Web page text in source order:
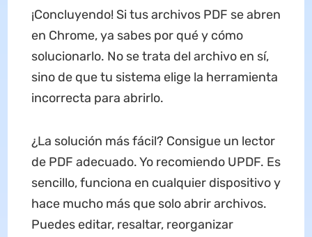
¡Concluyendo! Si tus archivos PDF se abren
en Chrome, ya sabes por qué y cómo
solucionarlo. No se trata del archivo en sí,
sino de que tu sistema elige la herramienta
incorrecta para abrirlo.
¿La solución más fácil? Consigue un lector
de PDF adecuado. Yo recomiendo UPDF. Es
sencillo, funciona en cualquier dispositivo y
hace mucho más que solo abrir archivos.
Puedes editar, resaltar, reorganizar